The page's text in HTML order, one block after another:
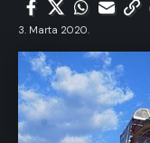
3. Marta 2020.